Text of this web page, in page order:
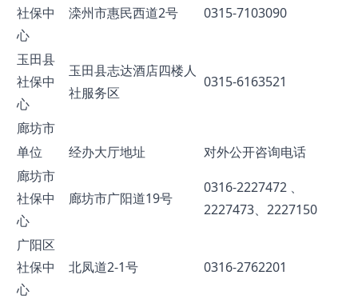
社保中
心
滦州市惠民西道2号 0315-7103090
玉田县
社保中
心
玉田县志达酒店四楼人
社服务区
0315-6163521
廊坊市
单位
经办大厅地址
对外公开咨询电话
廊坊市
社保中
心
廊坊市广阳道19号
0316-2227472 、
2227473、2227150
广阳区
社保中
心
北凤道2-1号 0316-2762201